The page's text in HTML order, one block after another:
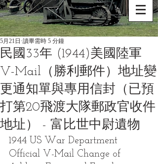
民國33年 (1944)美國陸軍
V-Mail（勝利郵件）地址變
更通知單與專用信封（已預
打第20飛渡大隊郵政官收件
地址） - 富比世中尉遺物
5月21日 讀畢需時 5 分鐘
1944 US War Department
Official V-Mail Change of